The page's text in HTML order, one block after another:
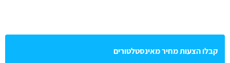
קבלו הצעות מחיר מאינסטלטורים